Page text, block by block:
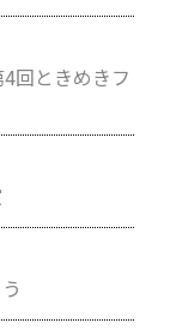
回ときめきフ